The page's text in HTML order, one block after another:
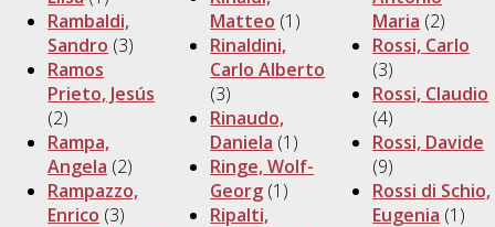
Rambaldi,
Sandro (3)
Ramos
Prieto, Jesús
(2)
Rampa,
Angela (2)
Rampazzo,
Enrico (3)
Matteo (1)
Rinaldini,
Carlo Alberto
(3)
Rinaudo,
Daniela (1)
Ringe, Wolf-
Georg (1)
Ripalti,
Maria (2)
Rossi, Carlo
(3)
Rossi, Claudio
(4)
Rossi, Davide
(9)
Rossi di Schio,
Eugenia (1)